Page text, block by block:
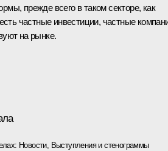
прежде всего в таком секторе, как
частные инвестиции, частные
на рынке.
Новости, Выступления и стенограммы